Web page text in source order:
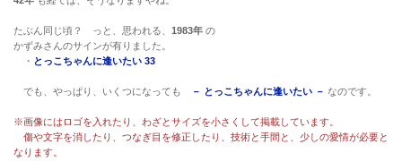
たぶん同じ頃？ っと、思われる、 1983年 の
かずみさんのサインが有りました。
・ とっこちゃんに逢いたい 33
でも、やっぱり、いくつになっても － とっこちゃんに逢いたい － なのです。
※画像にはロゴを入れたり、わざとサイズを小さくして掲載しています。
傷や文字を消したり、つなぎ目を修正したり、技術と手間と、少しの愛情が必要と
なります。